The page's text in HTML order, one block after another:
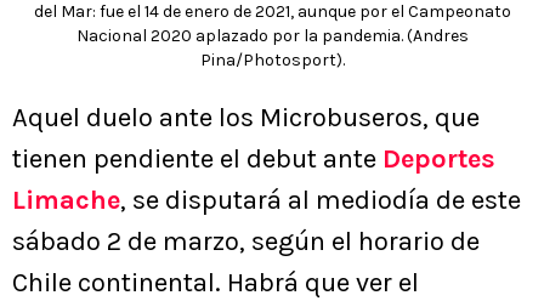
del Mar: fue el 14 de enero de 2021, aunque por el Campeonato
Nacional 2020 aplazado por la pandemia. (Andres
Pina/Photosport).
Aquel duelo ante los Microbuseros, que
tienen pendiente el debut ante Deportes
Limache, se disputará al mediodía de este
sábado 2 de marzo, según el horario de
Chile continental. Habrá que ver el